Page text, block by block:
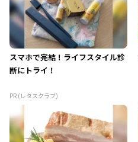
スマホで完結！ライフスタイル診
断にトライ！
PR (レタスクラブ)